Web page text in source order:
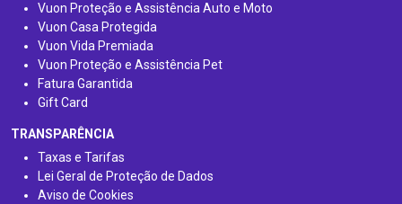
Vuon Proteção e Assistência Auto e Moto
Vuon Casa Protegida
Vuon Vida Premiada
Vuon Proteção e Assistência Pet
Fatura Garantida
Gift Card
TRANSPARÊNCIA
Taxas e Tarifas
Lei Geral de Proteção de Dados
Aviso de Cookies